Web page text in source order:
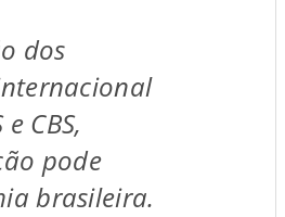
dos
CBS,
pode
brasileira.